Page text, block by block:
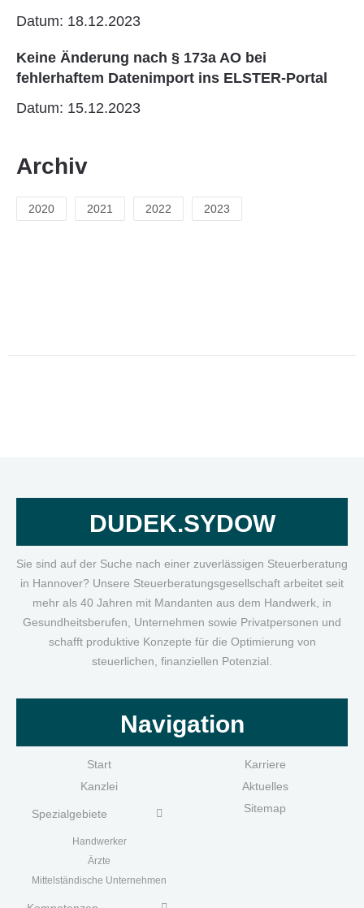
Datum: 18.12.2023
Keine Änderung nach § 173a AO bei
fehlerhaftem Datenimport ins ELSTER-Portal
Datum: 15.12.2023
Archiv
2020 2021 2022 2023
DUDEK.SYDOW
Sie sind auf der Suche nach einer zuverlässigen Steuerberatung
in Hannover? Unsere Steuerberatungsgesellschaft arbeitet seit
mehr als 40 Jahren mit Mandanten aus dem Handwerk, in
Gesundheitsberufen, Unternehmen sowie Privatpersonen und
schafft produktive Konzepte für die Optimierung von
steuerlichen, finanziellen Potenzial.
Navigation
Start
Kanzlei
Spezialgebiete
Handwerker
Ärzte
Mittelständische Unternehmen
Karriere
Aktuelles
Sitemap